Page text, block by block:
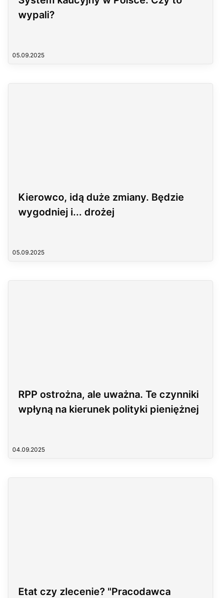
wypali?
05.09.2025
Kierowco, idą duże zmiany. Będzie
wygodniej i... drożej
05.09.2025
RPP ostrożna, ale uważna. Te czynniki
wpłyną na kierunek polityki pieniężnej
04.09.2025
Etat czy zlecenie? "Pracodawca